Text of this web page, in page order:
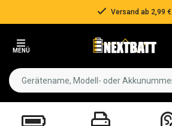
Versand ab 2,99 €
MENÜ